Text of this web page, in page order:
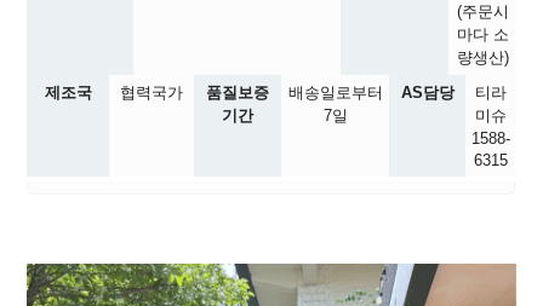
(주문시
마다 소
량생산)
제조국
협력국가
품질보증
기간
배송일로부터
7일
AS담당
티라
미슈
1588-
6315